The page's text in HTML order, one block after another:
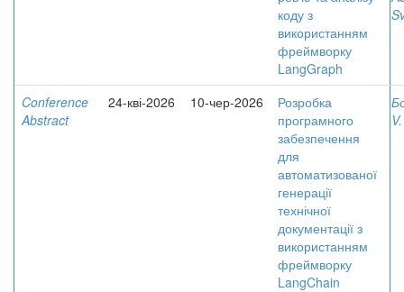
коду з
використанням
фреймворку
LangGraph
Conference
Abstract
24-кві-2026 10-чер-2026
Розробка
програмного
забезпечення
для
автоматизованої
генерації
технічної
документації з
використанням
фреймворку
LangChain